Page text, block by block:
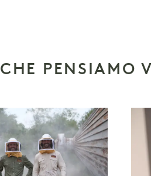
PENSIAMO